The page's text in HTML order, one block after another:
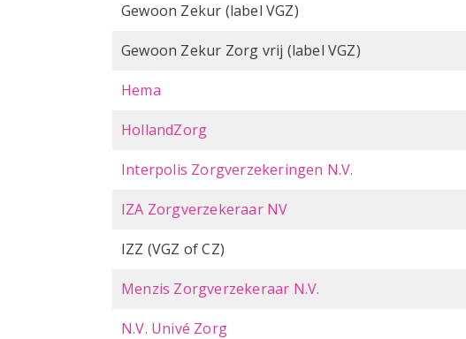
Gewoon Zekur (label VGZ)
Gewoon Zekur Zorg vrij (label VGZ)
Hema
HollandZorg
Interpolis Zorgverzekeringen N.V.
IZA Zorgverzekeraar NV
IZZ (VGZ of CZ)
Menzis Zorgverzekeraar N.V.
N.V. Univé Zorg